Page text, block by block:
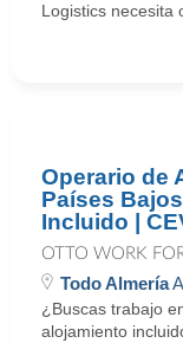
Logistics necesita
Operario de
Países
Incluido |
OTTO WORK
Todo Almería
¿Buscas trabajo
alojamiento